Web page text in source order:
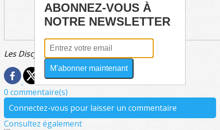
Les Discjonctés en mode observation
0 commentaire(s)
Connectez-vous pour laisser un commentaire
Consultez également
ABONNEZ-VOUS À
NOTRE NEWSLETTER
M'abonner maintenant